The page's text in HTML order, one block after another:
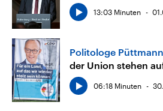
13:03 Minuten
Politologe Püttmann
der Union stehen
06:18 Minuten